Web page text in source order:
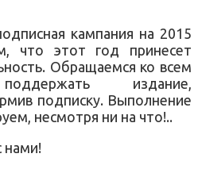
кампания на 2015
что этот год принесет
Обращаемся ко всем
издание,
подписку. Выполнение
несмотря ни на что!..
нами!